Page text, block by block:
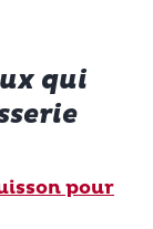
qui
pour